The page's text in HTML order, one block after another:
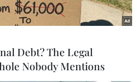
Debt? The Legal
Nobody Mentions